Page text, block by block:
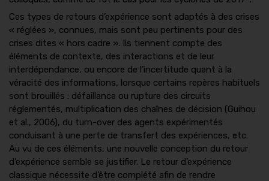
Ces types de retours d’expérience sont adaptés à des crises
« réglées », connues, mais sont peu pertinents pour des
crises dites « hors cadre ». Ils tiennent compte des
éléments de contexte, des interactions et de leur
interdépendance, ou encore de l’incertitude quant à la
véracité des informations, lorsque certains repères habituels
sont brouillés : défaillance ou rupture des circuits
réglementés, multiplication des chaînes de décision (Guihou
et al., 2006), du turn-over des agents expérimentés
conduisant à une perte de transfert des expériences, etc.
Au vu de ces éléments, une nouvelle conception du retour
d’expérience semble se justifier. Le retour d’expérience
classique nécessite d’être complété afin de rendre